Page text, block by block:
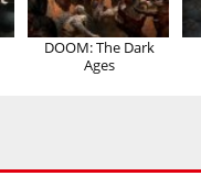
DOOM: The Dark
Ages